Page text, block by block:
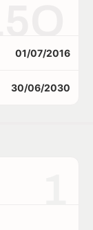
01/07/2016
30/06/2030